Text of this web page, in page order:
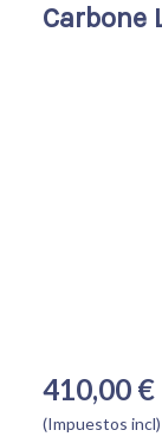
Carbone
410,00 €
(Impuestos incl)